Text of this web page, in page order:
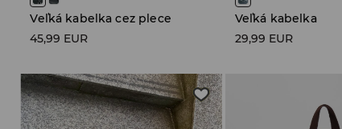
Veľká kabelka cez plece
45,99 EUR
Veľká kabelka
29,99 EUR